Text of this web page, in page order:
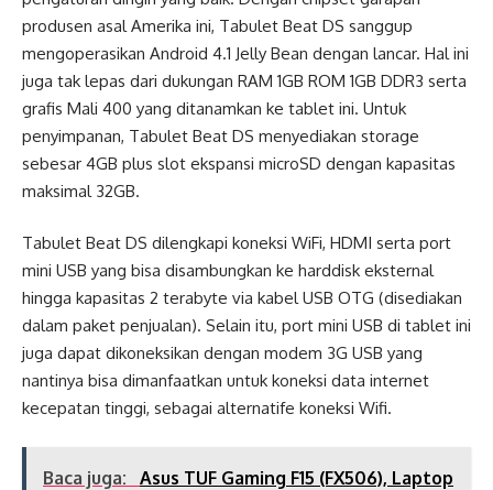
produsen asal Amerika ini, Tabulet Beat DS sanggup
mengoperasikan Android 4.1 Jelly Bean dengan lancar. Hal ini
juga tak lepas dari dukungan RAM 1GB ROM 1GB DDR3 serta
grafis Mali 400 yang ditanamkan ke tablet ini. Untuk
penyimpanan, Tabulet Beat DS menyediakan storage
sebesar 4GB plus slot ekspansi microSD dengan kapasitas
maksimal 32GB.
Tabulet Beat DS dilengkapi koneksi WiFi, HDMI serta port
mini USB yang bisa disambungkan ke harddisk eksternal
hingga kapasitas 2 terabyte via kabel USB OTG (disediakan
dalam paket penjualan). Selain itu, port mini USB di tablet ini
juga dapat dikoneksikan dengan modem 3G USB yang
nantinya bisa dimanfaatkan untuk koneksi data internet
kecepatan tinggi, sebagai alternatife koneksi Wifi.
Baca juga:
Asus TUF Gaming F15 (FX506), Laptop